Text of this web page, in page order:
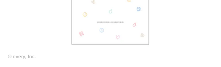
© every, Inc.